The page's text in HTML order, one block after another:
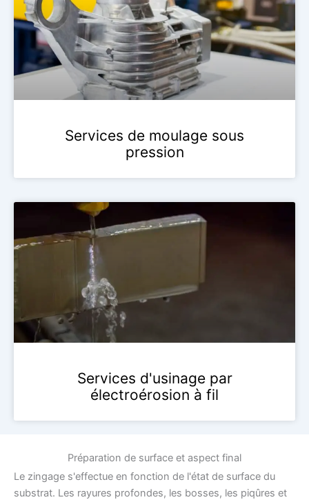
Services de moulage sous
pression
Services d'usinage par
électroérosion à fil
Préparation de surface et aspect final
Le zingage s'effectue en fonction de l'état de surface du
substrat. Les rayures profondes, les bosses, les piqûres et